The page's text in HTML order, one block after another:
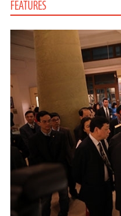
FEATURES